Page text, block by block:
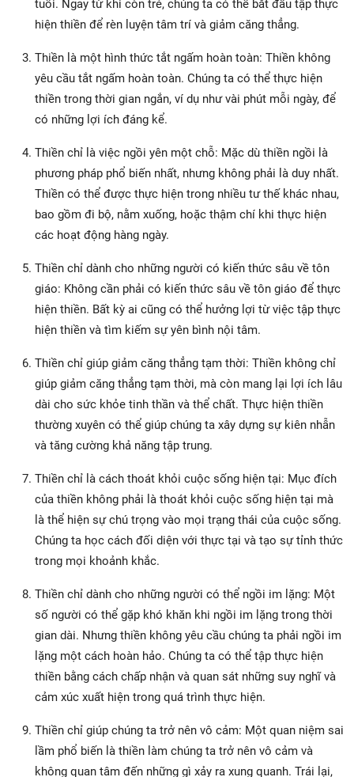
tuổi. Ngay từ khi còn trẻ, chúng ta có thể bắt đầu tập thực
hiện thiền để rèn luyện tâm trí và giảm căng thẳng.
Thiền là một hình thức tắt ngấm hoàn toàn: Thiền không
yêu cầu tắt ngấm hoàn toàn. Chúng ta có thể thực hiện
thiền trong thời gian ngắn, ví dụ như vài phút mỗi ngày, để
có những lợi ích đáng kể.
Thiền chỉ là việc ngồi yên một chỗ: Mặc dù thiền ngồi là
phương pháp phổ biến nhất, nhưng không phải là duy nhất.
Thiền có thể được thực hiện trong nhiều tư thế khác nhau,
bao gồm đi bộ, nằm xuống, hoặc thậm chí khi thực hiện
các hoạt động hàng ngày.
Thiền chỉ dành cho những người có kiến thức sâu về tôn
giáo: Không cần phải có kiến thức sâu về tôn giáo để thực
hiện thiền. Bất kỳ ai cũng có thể hưởng lợi từ việc tập thực
hiện thiền và tìm kiếm sự yên bình nội tâm.
Thiền chỉ giúp giảm căng thẳng tạm thời: Thiền không chỉ
giúp giảm căng thẳng tạm thời, mà còn mang lại lợi ích lâu
dài cho sức khỏe tinh thần và thể chất. Thực hiện thiền
thường xuyên có thể giúp chúng ta xây dựng sự kiên nhẫn
và tăng cường khả năng tập trung.
Thiền chỉ là cách thoát khỏi cuộc sống hiện tại: Mục đích
của thiền không phải là thoát khỏi cuộc sống hiện tại mà
là thể hiện sự chú trọng vào mọi trạng thái của cuộc sống.
Chúng ta học cách đối diện với thực tại và tạo sự tỉnh thức
trong mọi khoảnh khắc.
Thiền chỉ dành cho những người có thể ngồi im lặng: Một
số người có thể gặp khó khăn khi ngồi im lặng trong thời
gian dài. Nhưng thiền không yêu cầu chúng ta phải ngồi im
lặng một cách hoàn hảo. Chúng ta có thể tập thực hiện
thiền bằng cách chấp nhận và quan sát những suy nghĩ và
cảm xúc xuất hiện trong quá trình thực hiện.
Thiền chỉ giúp chúng ta trở nên vô cảm: Một quan niệm sai
lầm phổ biến là thiền làm chúng ta trở nên vô cảm và
không quan tâm đến những gì xảy ra xung quanh. Trái lại,